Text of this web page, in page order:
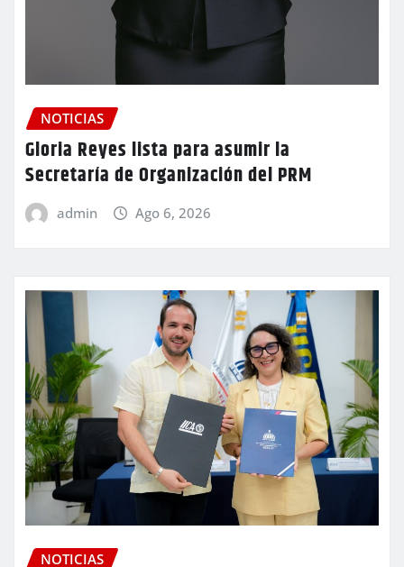
NOTICIAS
Gloria Reyes lista para asumir la
Secretaría de Organización del PRM
admin Ago 6, 2026
NOTICIAS